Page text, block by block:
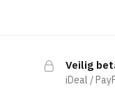
Veilig
iDeal /